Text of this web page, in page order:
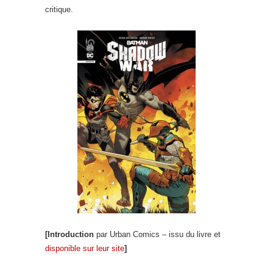
critique.
[Introduction par Urban Comics – issu du livre et
disponible sur leur site]